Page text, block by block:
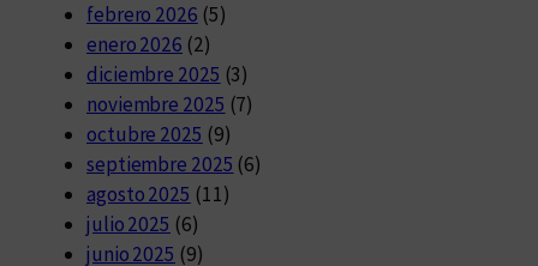
febrero 2026 (5)
enero 2026 (2)
diciembre 2025 (3)
noviembre 2025 (7)
octubre 2025 (9)
septiembre 2025 (6)
agosto 2025 (11)
julio 2025 (6)
junio 2025 (9)